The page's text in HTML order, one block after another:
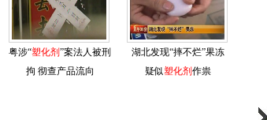
粤涉“塑化剂 ”案法人被刑
拘 彻查产品流向
湖北发现“摔不烂”果冻
疑似塑化剂 作祟